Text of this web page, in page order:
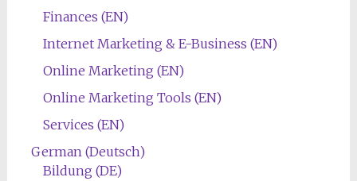
Finances (EN)
Internet Marketing & E-Business (EN)
Online Marketing (EN)
Online Marketing Tools (EN)
Services (EN)
German (Deutsch)
Bildung (DE)